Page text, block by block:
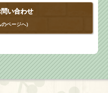
い合わせ
のページへ)